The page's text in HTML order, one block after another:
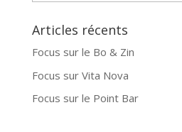
Articles récents
Focus sur le Bo & Zin
Focus sur Vita Nova
Focus sur le Point Bar